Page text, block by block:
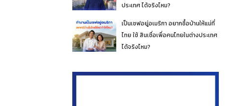
ประเทศ ได้จริงไหม?
เป็นเชฟอยู่อเมริกา อยากซื้อบ้านให้แม่ที่
ไทย ใช้ สินเชื่อเพื่อคนไทยในต่างประเทศ
ได้จริงไหม?